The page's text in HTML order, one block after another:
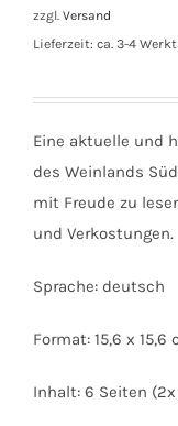
zzgl. Versand
Lieferzeit: ca. 3-4
Eine aktuelle und
des Weinlands
mit Freude zu
und Verkostungen.
Sprache: deutsch
Format: 15,6 x 15,6
Inhalt: 6 Seiten